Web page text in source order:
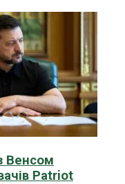
Венсом
Patriot